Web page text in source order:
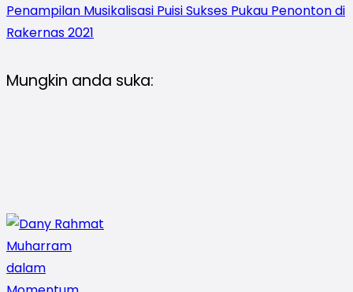
Penampilan Musikalisasi Puisi Sukses Pukau Penonton di
Rakernas 2021
Mungkin anda suka: